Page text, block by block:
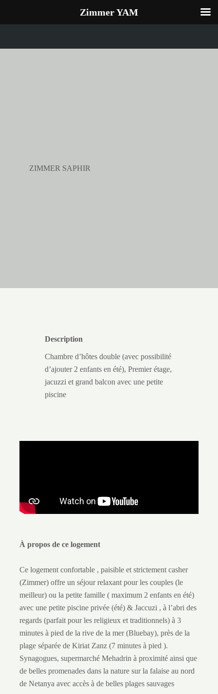
ZIMMER SAPHIR
Description
Chambre d’hôtes double (avec possibilité
d’ajouter 2 enfants en été), Premier étage,
jacuzzi et grand balcon avec une petite
piscine
À propos de ce logement
Ce logement confortable , paisible et strictement casher
(Zimmer) offre un séjour relaxant pour les couples (le
meilleur) ou la petite famille ( maximum 2 enfants en été)
avec une petite piscine privée (été) & Jaccuzi , à l’abri des
regards (parfait pour les religieux et traditionnels) à 3
minutes à pied de la rive de la mer (Bluebay), près de la
plage séparée de Kiriat Zanz (7 minutes à pied ).
Synagogues, supermarché Mehadrin à proximité ainsi que
de belles promenades dans la nature sur la falaise au nord
de Netanya avec accès à de belles plages sauvages
Zimmer YAM